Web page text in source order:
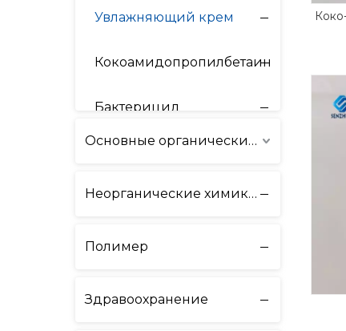
Увлажняющий крем
Кокоамидопропилбетаин
Бактерицид
Очищающее средство
Антиоксиданты
Отбеливающий агент
Основные органические химикаты
Неорганические химикаты
Полимер
Здравоохранение